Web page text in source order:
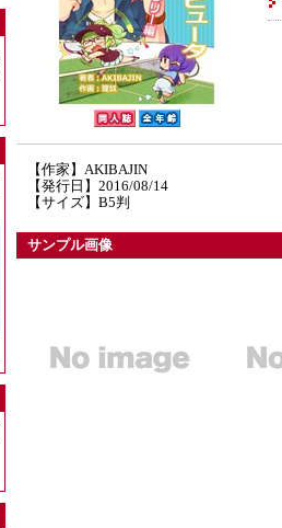
【作家】AKIBAJIN
【発行日】2016/08/14
【サイズ】B5判
サンプル画像